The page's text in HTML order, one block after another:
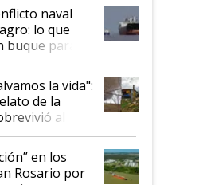
naval
lo que
parado
Argentina
la vida":
de la
al
en los
Rosario por